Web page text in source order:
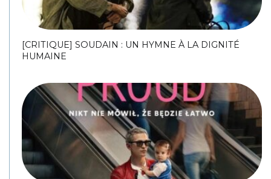
[CRITIQUE] SOUDAIN : UN HYMNE À LA DIGNITÉ
HUMAINE